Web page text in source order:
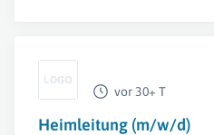
vor 30+ T
Heimleitung (m/w/d)